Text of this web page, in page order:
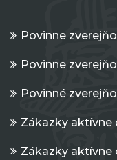
Povinne
Povinne
Povinné
Zákazky aktívne
Zákazky aktívne